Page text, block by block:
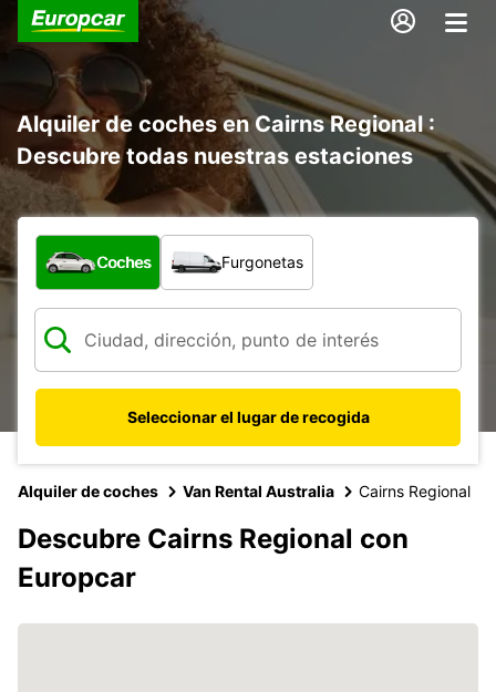
Alquiler de coches en Cairns Regional :
Descubre todas nuestras estaciones
¿Qué tipo de vehículo?
Coches Furgonetas
Seleccionar el lugar de recogida
Alquiler de coches Van Rental Australia Cairns Regional
Descubre Cairns Regional con
Europcar